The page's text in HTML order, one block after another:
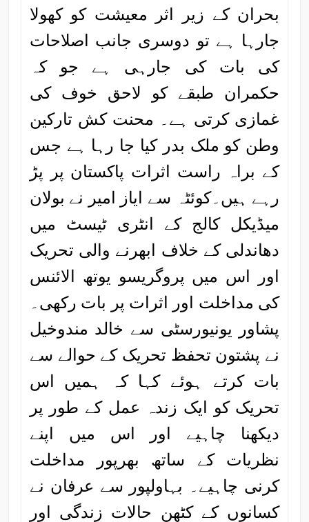
بحران کے زیر اثر معیشت کو کھولا
جارہا ہے تو دوسری جانب اصلاحات
کی بات کی جارہی ہے جو کہ
حکمران طبقے کو لاحق خوف کی
غمازی کرتی ہے۔ محنت کش تارکین
وطن کو ملک بدر کیا جا رہا ہے جس
کے براہ راست اثرات پاکستان پر پڑ
رہے ہیں۔کوئٹہ سے ایاز امیر نے بولان
میڈیکل کالج کے انٹری ٹیسٹ میں
دھاندلی کے خلاف ابھرنے والی تحریک
اور اس میں پروگریسو یوتھ الائنس
کی مداخلت اور اثرات پر بات رکھی۔
پشاور یونیورسٹی سے خالد مندوخیل
نے پشتون تحفظ تحریک کے حوالے سے
بات کرتے ہوئے کہا کہ ہمیں اس
تحریک کو ایک زندہ عمل کے طور پر
دیکھنا چاہیے اور اس میں اپنے
نظریات کے ساتھ بھرپور مداخلت
کرنی چاہیے۔ بہاولپور سے عرفان نے
کسانوں کے کٹھن حالات زندگی اور